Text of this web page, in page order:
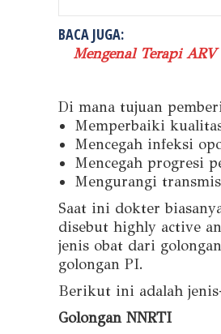
BACA JUGA:
Mengenal Terapi
Di mana tujuan
Memperbaiki
Mencegah infeksi
Mencegah progresi
Mengurangi
Saat ini dokter
disebut highly active
jenis obat dari
golongan PI.
Berikut ini adalah
Golongan NNRTI